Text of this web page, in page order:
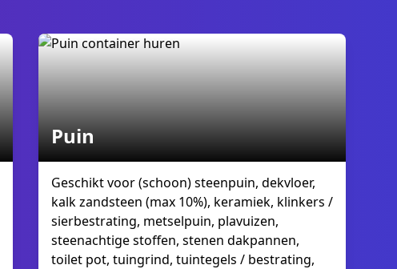
Puin
Geschikt voor (schoon) steenpuin, dekvloer,
kalk zandsteen (max 10%), keramiek, klinkers /
sierbestrating, metselpuin, plavuizen,
steenachtige stoffen, stenen dakpannen,
toilet pot, tuingrind, tuintegels / bestrating,